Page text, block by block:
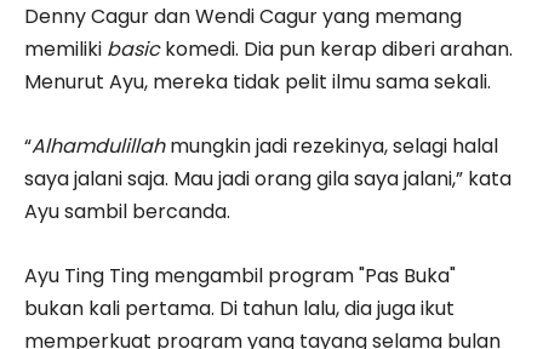
Denny Cagur dan Wendi Cagur yang memang
memiliki basickomedi. Dia pun kerap diberi arahan.
Menurut Ayu, mereka tidak pelit ilmu sama sekali.
“Alhamdulillahmungkin jadi rezekinya, selagi halal
saya jalani saja. Mau jadi orang gila saya jalani,” kata
Ayu sambil bercanda.
Ayu Ting Ting mengambil program "Pas Buka"
bukan kali pertama. Di tahun lalu, dia juga ikut
memperkuat program yang tayang selama bulan